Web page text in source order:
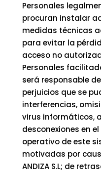
Personales
procuran instalar
medidas técnicas
para evitar la
acceso no
Personales
será responsable
perjuicios que se
interferencias,
virus informáticos,
desconexiones en
operativo de este
motivadas por
ANDIZA S.L; de